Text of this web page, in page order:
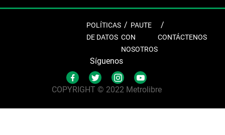
POLÍTICAS
DE DATOS
PAUTE
CON
NOSOTROS
CONTÁCTENOS
Síguenos
COPYRIGHT © 2022 Metrolibre